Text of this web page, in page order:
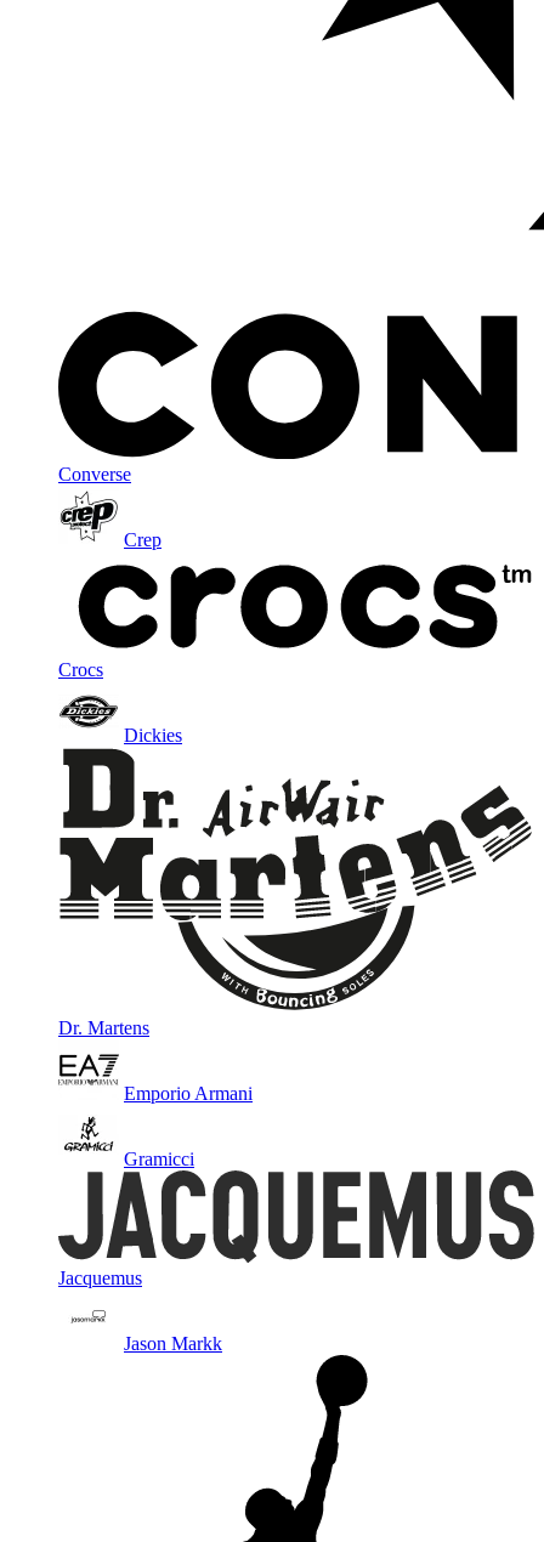
Converse
Crep
Crocs
Dickies
Dr. Martens
Emporio Armani
Gramicci
Jacquemus
Jason Markk